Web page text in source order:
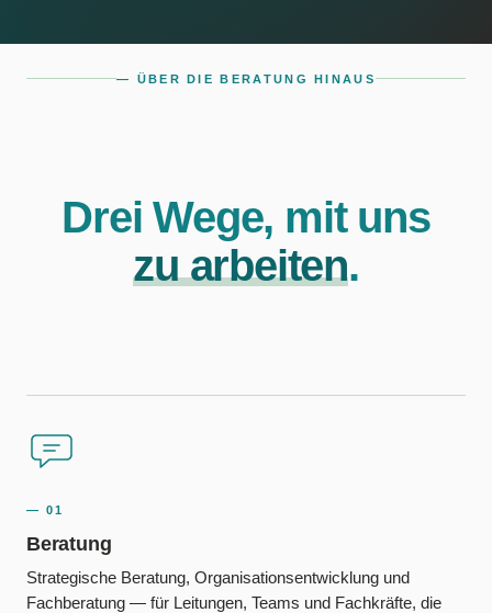
— ÜBER DIE BERATUNG HINAUS
Drei Wege, mit uns
zu arbeiten.
— 01
Beratung
Strategische Beratung, Organisationsentwicklung und
Fachberatung — für Leitungen, Teams und Fachkräfte, die